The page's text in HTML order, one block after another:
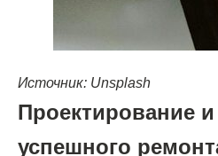
Источник: Unsplash
Проектирование
успешного
*Компания Meta Platforms Inc., владеющая
Facebook и Instagram, по решению суда от
экстремистской организацией, её деятельность на